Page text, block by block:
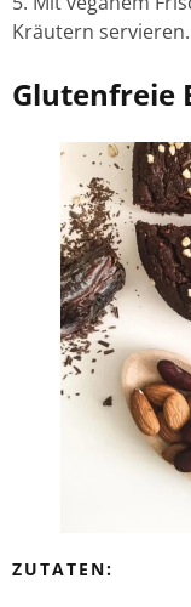
Kräutern servieren.
Glutenfreie
ZUTATEN: